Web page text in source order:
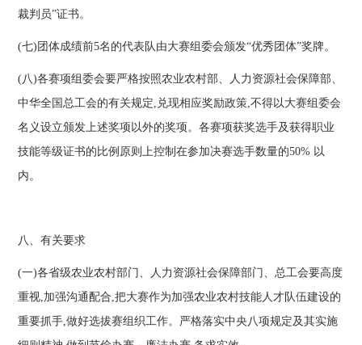
裁判员”证书。
(七)团体成绩前5名的代表队由大赛组委会颁发“优秀团体”奖牌。
(八)各赛项组委会要严格按照农业农村部、人力资源社会保障部、
中华全国总工会的有关规定,兑现相应奖励政策,不得以大赛组委会
名义设立颁发上述奖项以外的奖项。各赛项获奖选手及获得职业
技能等级证书的比例原则上控制在参加决赛选手数量的50% 以
内。
八、有关要求
(一)各省级农业农村部门、人力资源社会保障部门、总工会要高度
重视,加强沟通配合,把大赛作为加强农业农村技能人才队伍建设的
重要抓手,做好选拔赛组织工作。严格落实中央八项规定及其实施